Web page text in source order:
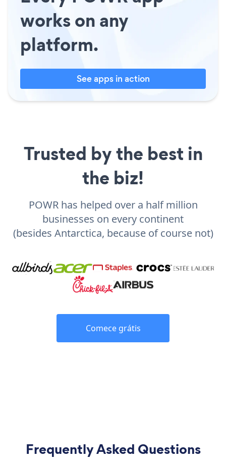
works on any
platform.
See apps in action
Trusted by the best in
the biz!
POWR has helped over a half million
businesses on every continent
(besides Antarctica, because of course not)
Comece grátis
Frequently Asked Questions